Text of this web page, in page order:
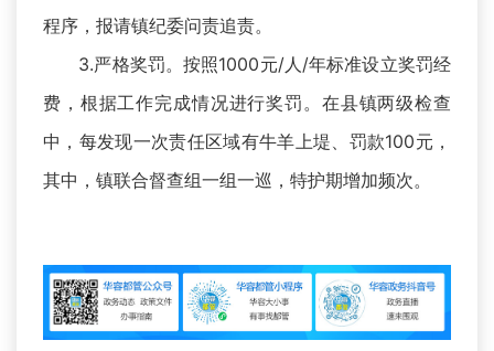
程序，报请镇纪委问责追责。
3.严格奖罚。按照1000元/人/年标准设立奖罚经
费，根据工作完成情况进行奖罚。在县镇两级检查
中，每发现一次责任区域有牛羊上堤、罚款100元，
其中，镇联合督查组一组一巡，特护期增加频次。